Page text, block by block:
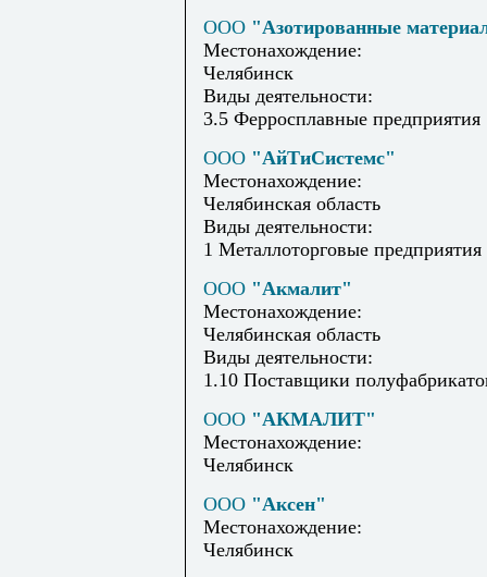
ООО "Азотированные
Местонахождение:
Челябинск
Виды деятельности:
3.5 Ферросплавные предприятия
ООО "АйТиСистемс"
Местонахождение:
Челябинская область
Виды деятельности:
1 Металлоторговые
ООО "Акмалит"
Местонахождение:
Челябинская область
Виды деятельности:
1.10 Поставщики
ООО "АКМАЛИТ"
Местонахождение:
Челябинск
ООО "Аксен"
Местонахождение:
Челябинск